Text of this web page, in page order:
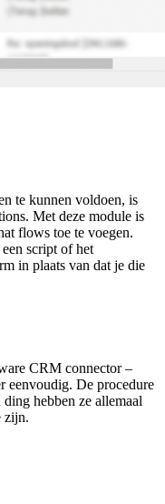
te kunnen voldoen, is
Met deze module is
flows toe te voegen.
script of het
in plaats van dat je die
CRM connector –
eenvoudig. De procedure
hebben ze allemaal
zijn.